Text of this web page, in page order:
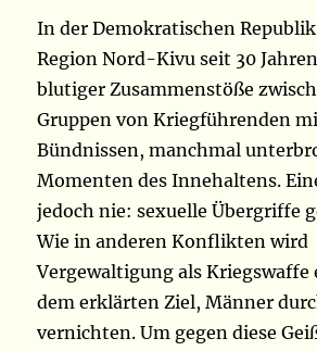
In der Demokratischen
Region Nord-Kivu seit 30
blutiger Zusammenstöße
Gruppen von Kriegführenden
Bündnissen, manchmal
Momenten des Innehaltens.
jedoch nie: sexuelle Übergriffe
Wie in anderen Konflikten wird
Vergewaltigung als
dem erklärten Ziel, Männer
vernichten. Um gegen diese